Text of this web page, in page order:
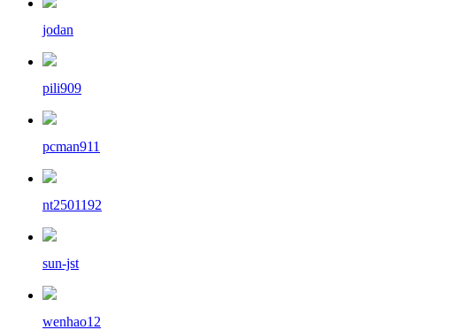
jodan
pili909
pcman911
nt2501192
sun-jst
wenhao12